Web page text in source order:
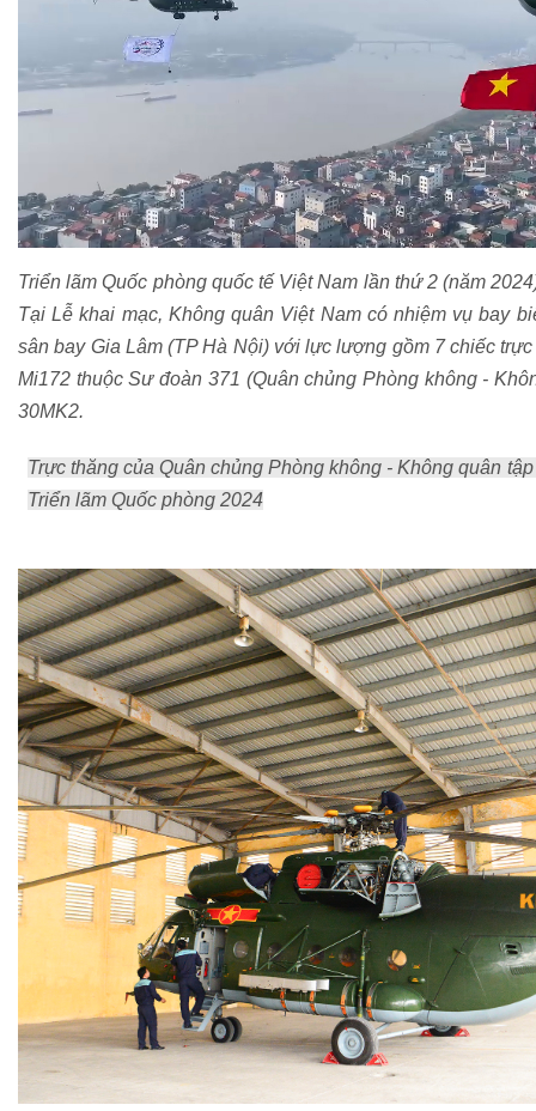
Triển lãm Quốc phòng quốc tế Việt Nam lần thứ 2 (năm
Tại Lễ khai mạc, Không quân Việt Nam có nhiệm vụ bay
sân bay Gia Lâm (TP Hà Nội) với lực lượng gồm 7 chiếc
Mi172 thuộc Sư đoàn 371 (Quân chủng Phòng không -
30MK2.
Trực thăng của Quân chủng Phòng không - Không quân
Triển lãm Quốc phòng 2024